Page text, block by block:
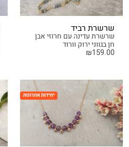
שרשרת רביד
שרשרת עדינה עם חרוזי אבן
חן בגווני ירוק וורוד
₪159.00
יחידות אחרונות